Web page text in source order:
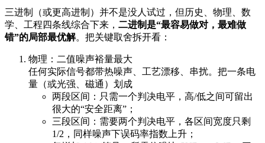
三进制（或更高进制）并不是没人试过，但历史、物理、数
学、工程四条线综合下来， 二进制是“最容易做对，最难做
错”的局部最优解。把关键取舍拆开看：
物理：二值噪声裕量最大
任何实际信号都带热噪声、工艺漂移、串扰。把一条电
量（或光强、磁通）划成
两段区间：只需一个判决电平，高/低之间可留出
很大的“安全距离”；
三段区间：需要两个判决电平，各区间宽度只剩
1/2，同样噪声下误码率指数上升；